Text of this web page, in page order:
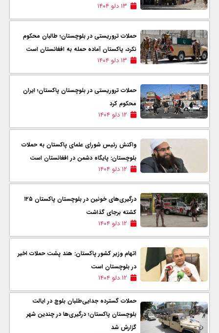
۱۳ دلو ۱۴۰۴
حملات تروریستی در بلوچستان؛ طالبان محکوم
نکرد، پاکستان آماده حمله به افغانستان است
۱۳ دلو ۱۴۰۴
حملات تروریستی در بلوچستان پاکستان؛ ایران
محکوم کرد
۱۲ دلو ۱۴۰۴
واکنش رئیس شورای علمای پاکستان به حملات
بلوچستان: پایگاه دشمن در افغانستان است
۱۲ دلو ۱۴۰۴
درگیری‌های خونین در بلوچستان پاکستان ۱۲۵
کشته برجای گذاشت
۱۲ دلو ۱۴۰۴
اتهام وزیر کشور پاکستان: هند پشت حملات اخیر
در بلوچستان است
۱۲ دلو ۱۴۰۴
حملات گسترده جدایی‌طلبان بلوچ در ایالت
بلوچستان پاکستان؛ درگیری‌ها در چندین شهر
گزارش شد